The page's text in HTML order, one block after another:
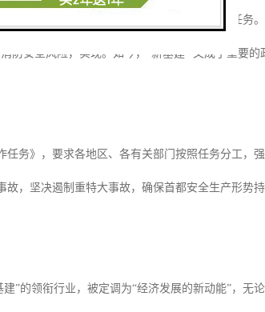
，提出了消防执法改革的5个方面、12项主要任务
防安全风险，实现。如今，“新基建” 又成了重要
务》，要求各地区、各有关部门按照任务分工，
，坚决遏制重特大事故，确保首都安全生产形势
”的领衔行业，被定调为“经济发展的新动能”，无